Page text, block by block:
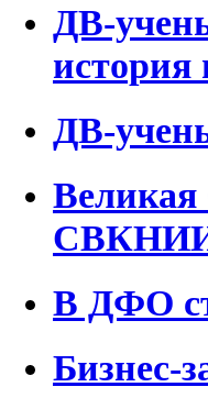
ДВ-
история
ДВ-
Великая
В ДФО
Бизнес-